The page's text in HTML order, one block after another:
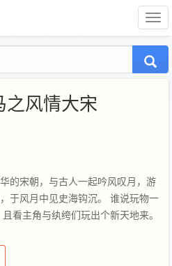
之风情大宋
的宋朝，与古人一起吟风叹月，游
于风月中见史海钩沉。 谁说玩物一
看主角与纨绔们玩出个新天地来。